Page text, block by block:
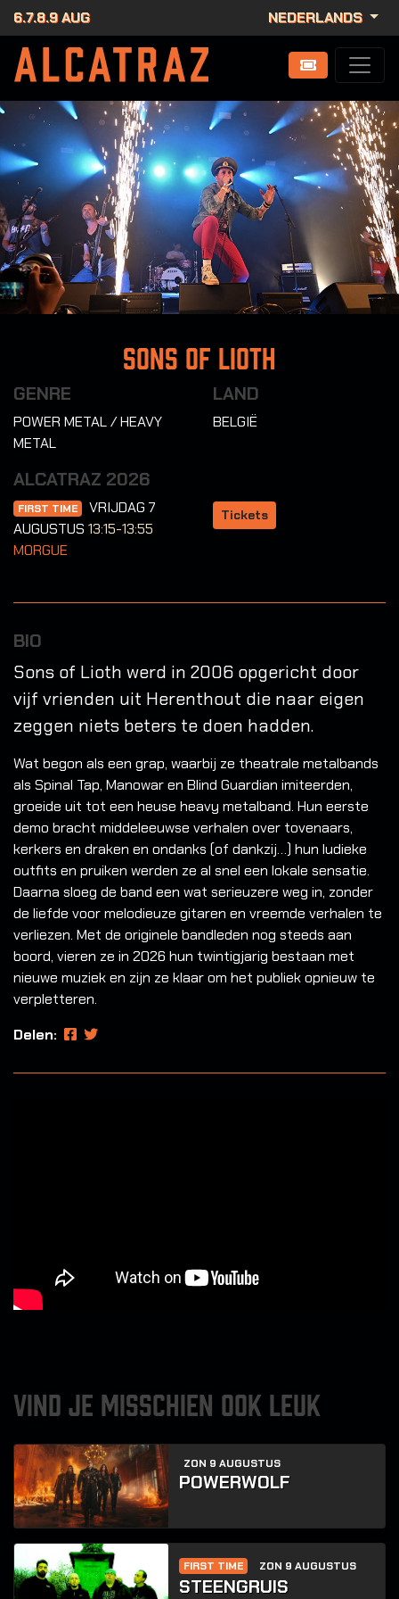
6.7.8.9 AUG NEDERLANDS
Sons Of Lioth
GENRE
POWER METAL / HEAVY
METAL
LAND
BELGIË
ALCATRAZ 2026
FIRST TIME
VRIJDAG 7
AUGUSTUS 13:15-13:55
MORGUE
Tickets
BIO
Sons of Lioth werd in 2006 opgericht door
vijf vrienden uit Herenthout die naar eigen
zeggen niets beters te doen hadden.
Wat begon als een grap, waarbij ze theatrale metalbands
als Spinal Tap, Manowar en Blind Guardian imiteerden,
groeide uit tot een heuse heavy metalband. Hun eerste
demo bracht middeleeuwse verhalen over tovenaars,
kerkers en draken en ondanks (of dankzij…) hun ludieke
outfits en pruiken werden ze al snel een lokale sensatie.
Daarna sloeg de band een wat serieuzere weg in, zonder
de liefde voor melodieuze gitaren en vreemde verhalen te
verliezen. Met de originele bandleden nog steeds aan
boord, vieren ze in 2026 hun twintigjarig bestaan met
nieuwe muziek en zijn ze klaar om het publiek opnieuw te
verpletteren.
Delen:
VIND JE MISSCHIEN OOK LEUK
ZON 9 AUGUSTUS
POWERWOLF
FIRST TIME ZON 9 AUGUSTUS
STEENGRUIS